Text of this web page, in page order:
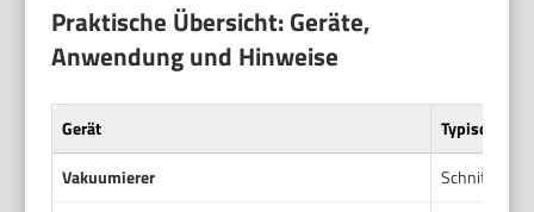
Praktische Übersicht: Geräte,
Anwendung und Hinweise
Gerät
Typische
Vakuumierer